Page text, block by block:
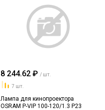
8 244.62 ₽ / шт.
7 шт.
Лампа для кинопроектора
OSRAM P-VIP 100-120/1.3 P23